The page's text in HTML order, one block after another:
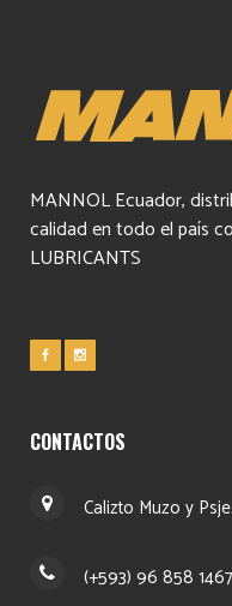
MANNOL Ecuador,
calidad en todo el país
LUBRICANTS
CONTACTOS
Calizto Muzo y
(+593) 96 858 1467